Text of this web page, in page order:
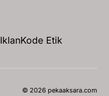
IklanKode Etik
© 2026 pekaaksara.com